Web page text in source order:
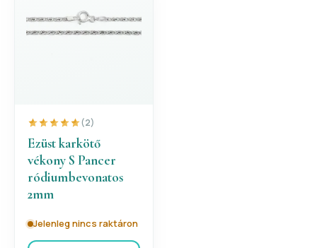
(2)
Ezüst karkötő
vékony S Pancer
ródiumbevonatos
2mm
Jelenleg nincs raktáron